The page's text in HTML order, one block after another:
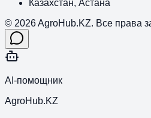
Казахстан, Астана
© 2026 AgroHub.KZ. Все права
AI-помощник
AgroHub.KZ